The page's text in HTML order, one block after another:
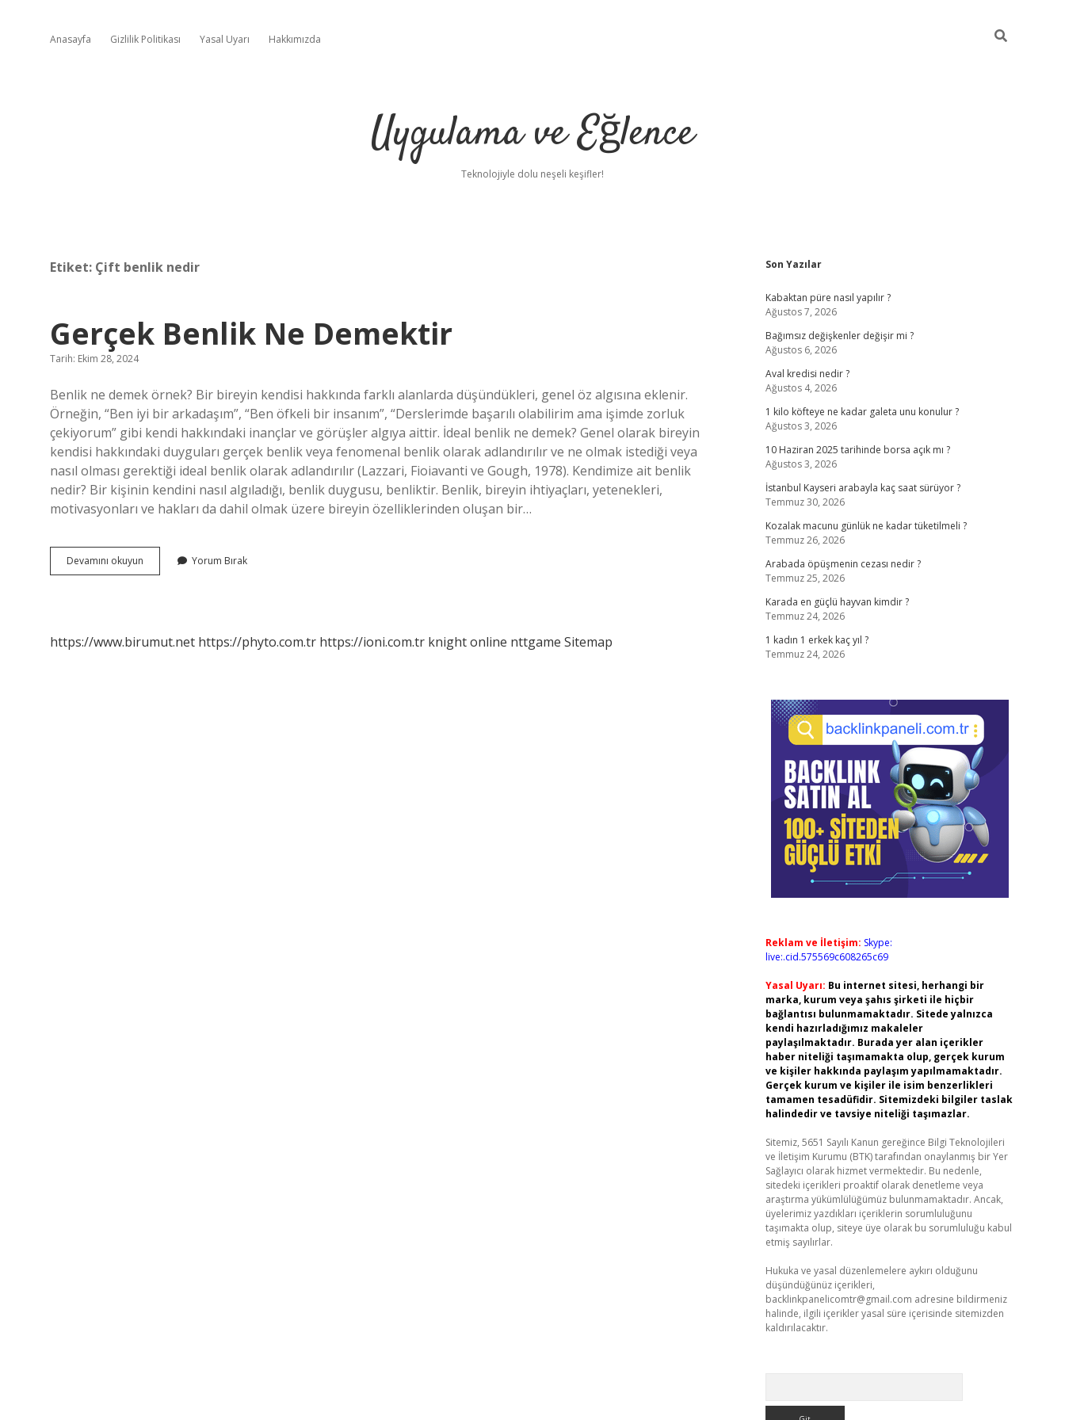
Anasayfa Gizlilik Politikası Yasal Uyarı Hakkımızda
Uygulama ve Eğlence
Teknolojiyle dolu neşeli keşifler!
Etiket: Çift benlik nedir
Gerçek Benlik Ne Demektir
Tarih: Ekim 28, 2024
Benlik ne demek örnek? Bir bireyin kendisi hakkında farklı alanlarda düşündükleri, genel öz algısına eklenir.
Örneğin, “Ben iyi bir arkadaşım”, “Ben öfkeli bir insanım”, “Derslerimde başarılı olabilirim ama işimde zorluk
çekiyorum” gibi kendi hakkındaki inançlar ve görüşler algıya aittir. İdeal benlik ne demek? Genel olarak bireyin
kendisi hakkındaki duyguları gerçek benlik veya fenomenal benlik olarak adlandırılır ve ne olmak istediği veya
nasıl olması gerektiği ideal benlik olarak adlandırılır (Lazzari, Fioiavanti ve Gough, 1978). Kendimize ait benlik
nedir? Bir kişinin kendini nasıl algıladığı, benlik duygusu, benliktir. Benlik, bireyin ihtiyaçları, yetenekleri,
motivasyonları ve hakları da dahil olmak üzere bireyin özelliklerinden oluşan bir…
Devamını okuyun
Benlik
Yorum Bırak
https://www.birumut.net https://phyto.com.tr https://ioni.com.tr knight online nttgame Sitemap
Sidebar
Son Yazılar
Kabaktan püre nasıl yapılır ?
Ağustos 7, 2026
Bağımsız değişkenler değişir mi ?
Ağustos 6, 2026
Aval kredisi nedir ?
Ağustos 4, 2026
1 kilo köfteye ne kadar galeta unu konulur ?
Ağustos 3, 2026
10 Haziran 2025 tarihinde borsa açık mı ?
Ağustos 3, 2026
İstanbul Kayseri arabayla kaç saat sürüyor ?
Temmuz 30, 2026
Kozalak macunu günlük ne kadar tüketilmeli ?
Temmuz 26, 2026
Arabada öpüşmenin cezası nedir ?
Temmuz 25, 2026
Karada en güçlü hayvan kimdir ?
Temmuz 24, 2026
1 kadın 1 erkek kaç yıl ?
Temmuz 24, 2026
Reklam ve İletişim: Skype:
live:.cid.575569c608265c69
Yasal Uyarı: Bu internet sitesi, herhangi bir
marka, kurum veya şahıs şirketi ile hiçbir
bağlantısı bulunmamaktadır. Sitede yalnızca
kendi hazırladığımız makaleler
paylaşılmaktadır. Burada yer alan içerikler
haber niteliği taşımamakta olup, gerçek kurum
ve kişiler hakkında paylaşım yapılmamaktadır.
Gerçek kurum ve kişiler ile isim benzerlikleri
tamamen tesadüfidir. Sitemizdeki bilgiler taslak
halindedir ve tavsiye niteliği taşımazlar.
Sitemiz, 5651 Sayılı Kanun gereğince Bilgi Teknolojileri
ve İletişim Kurumu (BTK) tarafından onaylanmış bir Yer
Sağlayıcı olarak hizmet vermektedir. Bu nedenle,
sitedeki içerikleri proaktif olarak denetleme veya
araştırma yükümlülüğümüz bulunmamaktadır. Ancak,
üyelerimiz yazdıkları içeriklerin sorumluluğunu
taşımakta olup, siteye üye olarak bu sorumluluğu kabul
etmiş sayılırlar.
Hukuka ve yasal düzenlemelere aykırı olduğunu
düşündüğünüz içerikleri,
backlinkpanelicomtr@gmail.com adresine bildirmeniz
halinde, ilgili içerikler yasal süre içerisinde sitemizden
kaldırılacaktır.